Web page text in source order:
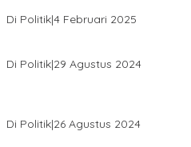
Di Politik|4 Februari 2025
Di Politik|29 Agustus 2024
Di Politik|26 Agustus 2024